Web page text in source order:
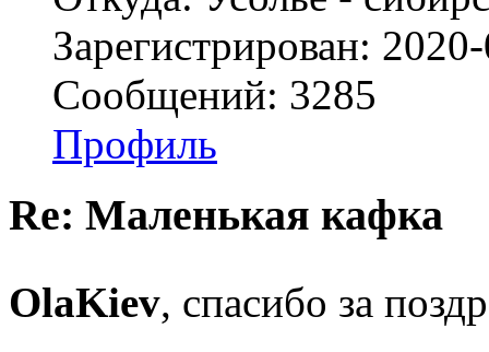
Зарегистрирован:
Сообщений: 3285
Профиль
Re: Маленькая кафка
OlaKiev, спасибо за